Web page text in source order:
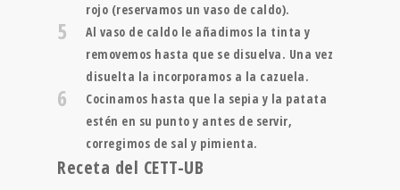
rojo (reservamos un vaso de caldo).
5
Al vaso de caldo le añadimos la tinta y
removemos hasta que se disuelva. Una vez
disuelta la incorporamos a la cazuela.
6
Cocinamos hasta que la sepia y la patata
estén en su punto y antes de servir,
corregimos de sal y pimienta.
Receta del CETT-UB